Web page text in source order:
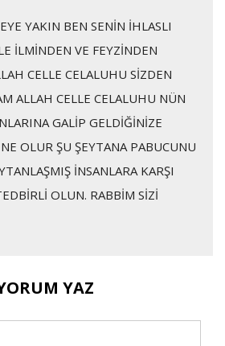
YAKIN BEN SENİN İHLASLI
İLMİNDEN VE FEYZİNDEN
CELLE CELALUHU SİZDEN
ALLAH CELLE CELALUHU NÜN
GALİP GELDİĞİNİZE
OLUR ŞU ŞEYTANA PABUCUNU
İNSANLARA KARŞI
OLUN. RABBİM SİZİ
YAZ